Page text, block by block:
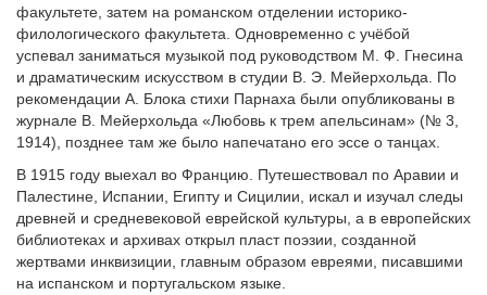
факультете, затем на романском отделении историко-
филологического факультета. Одновременно с учёбой
успевал заниматься музыкой под руководством М. Ф. Гнесина
и драматическим искусством в студии В. Э. Мейерхольда. По
рекомендации А. Блока стихи Парнаха были опубликованы в
журнале В. Мейерхольда «Любовь к трем апельсинам» (№ 3,
1914), позднее там же было напечатано его эссе о танцах.
В 1915 году выехал во Францию. Путешествовал по Аравии и
Палестине, Испании, Египту и Сицилии, искал и изучал следы
древней и средневековой еврейской культуры, а в европейских
библиотеках и архивах открыл пласт поэзии, созданной
жертвами инквизиции, главным образом евреями, писавшими
на испанском и португальском языке.